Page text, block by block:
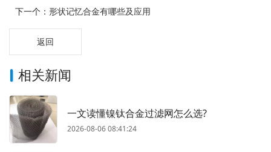
下一个： 形状记忆合金有哪些及应用
返回
相关新闻
一文读懂镍钛合金过滤网怎么选?
2026-08-06 08:41:24